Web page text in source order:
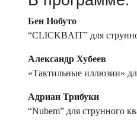
Бен Нобуто
“CLICKBAIT” для
Александр Хубеев
«Тактильные иллюзии»
Адриан Трибуки
“Nubem” для струнного